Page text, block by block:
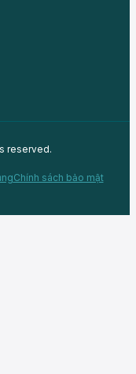
reserved.
Chính sách bảo mật